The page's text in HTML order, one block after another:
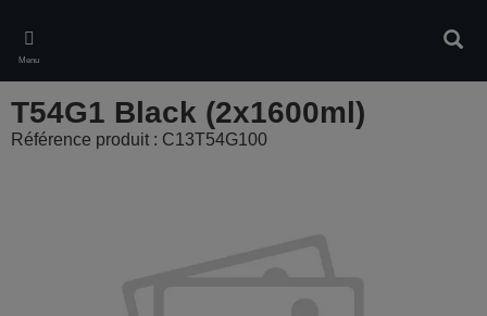
main
content
Menu
T54G1 Black (2x1600ml)
Référence produit : C13T54G100